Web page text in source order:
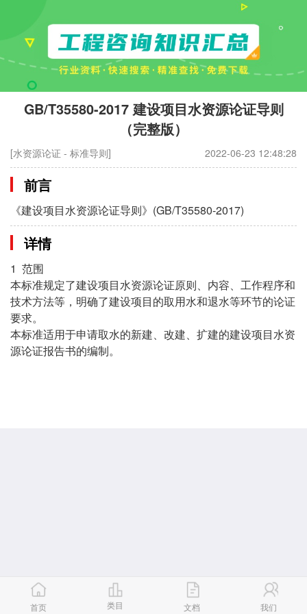
GB/T35580-2017 建设项目水资源论证导则
（完整版）
[水资源论证 - 标准导则] 2022-06-23 12:48:28
前言
《建设项目水资源论证导则》(GB/T35580-2017)
详情
1 范围
本标准规定了建设项目水资源论证原则、内容、工作程序和
技术方法等，明确了建设项目的取用水和退水等环节的论证
要求。
本标准适用于申请取水的新建、改建、扩建的建设项目水资
源论证报告书的编制。
首页 类目 文档 我们